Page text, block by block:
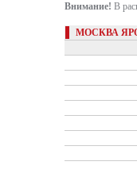
Внимание! В
МОСКВА